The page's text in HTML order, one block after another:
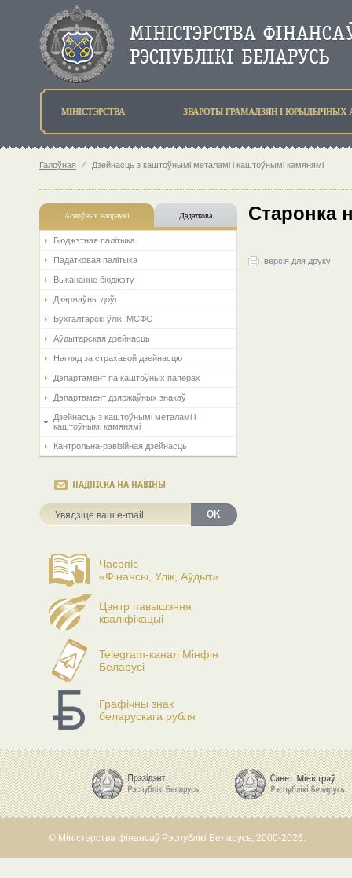
МIНIСТЭРСТВА ЗВАРОТЫ ГРАМАДЗЯН I ЮРЫДЫЧНЫХ
Галоўная ⁄ Дзейнасць з каштоўнымі металамі і каштоўнымі камянямі
Асноўныя напрамкi Дадаткова
Бюджэтная палiтыка
Падатковая палітыка
Выкананне бюджэту
Дзяржаўны доўг
Бухгалтарскі ўлік. МСФС
Аўдытарская дзейнасць
Нагляд за страхавой дзейнасцю
Дэпартамент па каштоўных паперах
Дэпартамент дзяржаўных знакаў
Дзейнасць з каштоўнымі металамі і
каштоўнымі камянямі
Кантрольна-рэвізійная дзейнасць
ПАДПІСКА НА НАВІНЫ
OK
Часопіс
«Фінансы, Улік, Аўдыт»
Цэнтр павышэння
кваліфікацыі
Telegram-канал Мінфін
Беларусі
Графічны знак
беларускага рубля
Старонка
версія для друку
© Міністэрства фінансаў Рэспублікі Беларусь, 2000-2026.